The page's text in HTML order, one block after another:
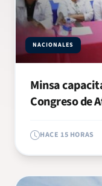
NACIONALES
Minsa
Congreso de
HACE 15 HORAS